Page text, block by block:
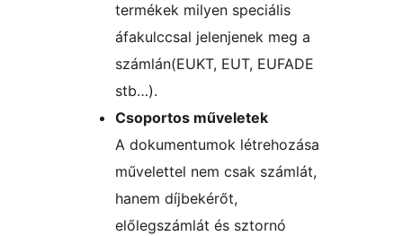
termékek milyen speciális
áfakulccsal jelenjenek meg a
számlán(EUKT, EUT, EUFADE
stb…).
Csoportos műveletek
A dokumentumok létrehozása
művelettel nem csak számlát,
hanem díjbekérőt,
előlegszámlát és sztornó